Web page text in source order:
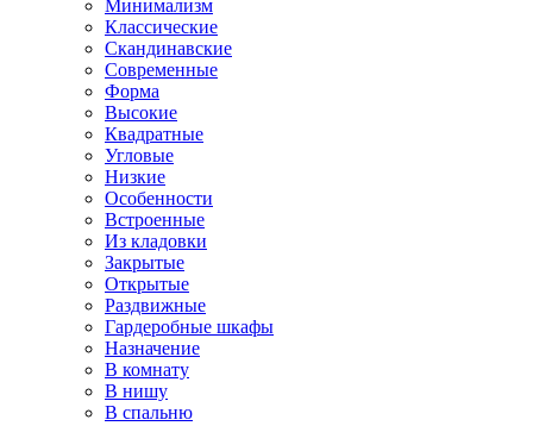
Минимализм
Классические
Скандинавские
Современные
Форма
Высокие
Квадратные
Угловые
Низкие
Особенности
Встроенные
Из кладовки
Закрытые
Открытые
Раздвижные
Гардеробные шкафы
Назначение
В комнату
В нишу
В спальню